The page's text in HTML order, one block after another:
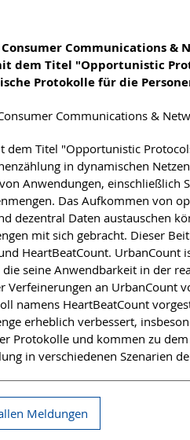
Consumer Communications &
dem Titel "Opportunistic
Protokolle für die
Communications &
dem Titel "Opportunistic
in dynamischen
Anwendungen, einschließlich
Das Aufkommen von
dezentral Daten austauschen
mit sich gebracht. Dieser
HeartBeatCount. UrbanCount
die seine Anwendbarkeit in der
Verfeinerungen an UrbanCount
namens HeartBeatCount
erheblich verbessert,
Protokolle und kommen zu
in verschiedenen Szenarien
Meldungen